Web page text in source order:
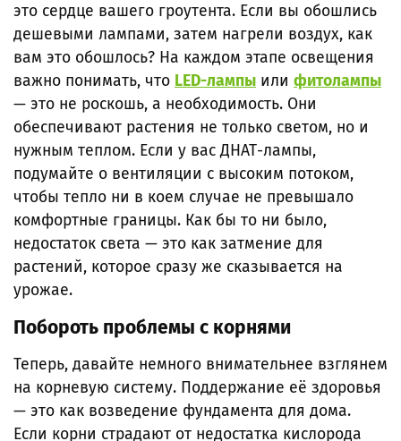
это сердце вашего гроутента. Если вы обошлись
дешевыми лампами, затем нагрели воздух, как
вам это обошлось? На каждом этапе освещения
важно понимать, что LED-лампы или фитолампы
— это не роскошь, а необходимость. Они
обеспечивают растения не только светом, но и
нужным теплом. Если у вас ДНАТ-лампы,
подумайте о вентиляции с высоким потоком,
чтобы тепло ни в коем случае не превышало
комфортные границы. Как бы то ни было,
недостаток света — это как затмение для
растений, которое сразу же сказывается на
урожае.
Побороть проблемы с корнями
Теперь, давайте немного внимательнее взглянем
на корневую систему. Поддержание её здоровья
— это как возведение фундамента для дома.
Если корни страдают от недостатка кислорода